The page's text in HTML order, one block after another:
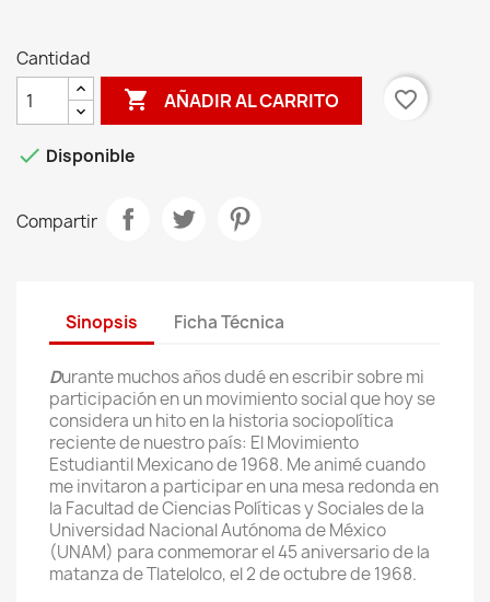
Cantidad
 AÑADIR AL CARRITO favorite_border
 Disponible
Compartir
Sinopsis Ficha Técnica
Durante muchos años dudé en escribir sobre mi
participación en un movimiento social que hoy se
considera un hito en la historia sociopolítica
reciente de nuestro país: El Movimiento
Estudiantil Mexicano de 1968. Me animé cuando
me invitaron a participar en una mesa redonda en
la Facultad de Ciencias Políticas y Sociales de la
Universidad Nacional Autónoma de México
(UNAM) para conmemorar el 45 aniversario de la
matanza de Tlatelolco, el 2 de octubre de 1968.